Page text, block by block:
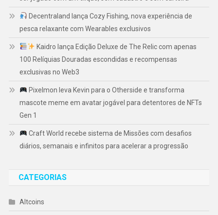
Decentraland lança Cozy Fishing, nova experiência de
pesca relaxante com Wearables exclusivos
Kaidro lança Edição Deluxe de The Relic com apenas
100 Relíquias Douradas escondidas e recompensas
exclusivas no Web3
Pixelmon leva Kevin para o Otherside e transforma
mascote meme em avatar jogável para detentores de NFTs
Gen 1
Craft World recebe sistema de Missões com desafios
diários, semanais e infinitos para acelerar a progressão
CATEGORIAS
Altcoins